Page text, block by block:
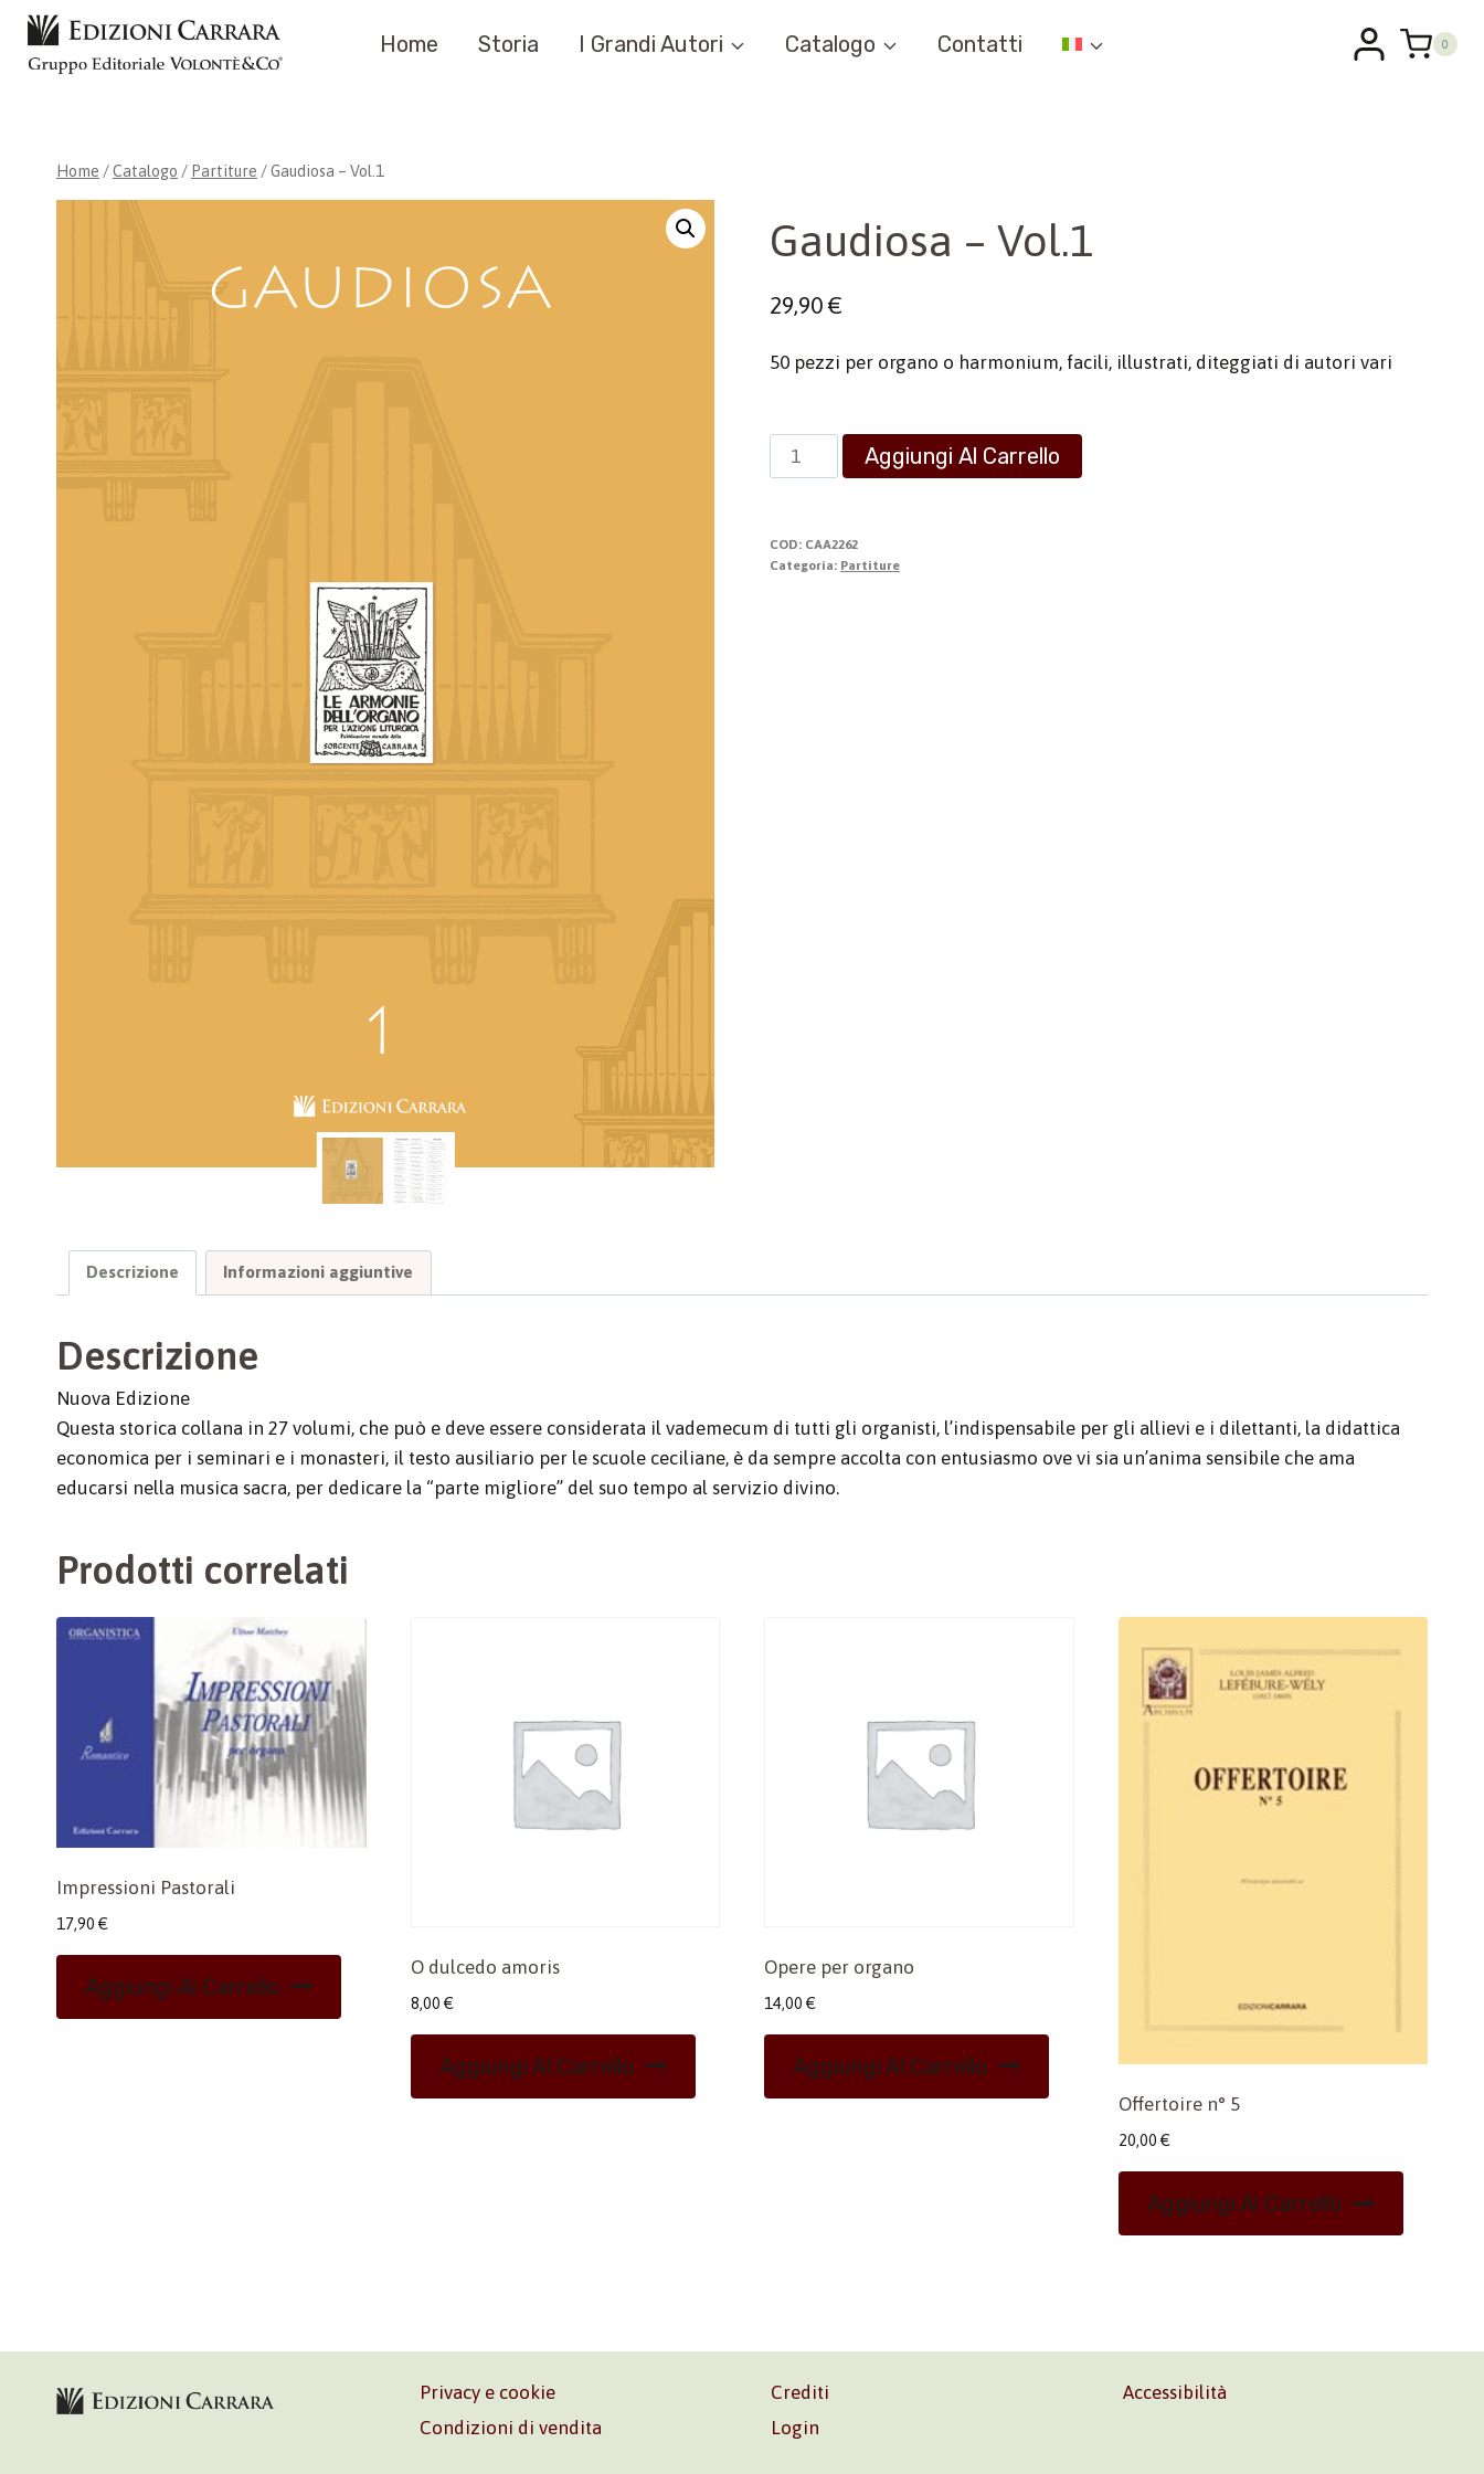
Salta
contenuto
Home Storia I Grandi Autori Catalogo Contatti 0
Home /Catalogo / Partiture /Gaudiosa – Vol.1
Gaudiosa – Vol.1
29,90€
50 pezzi per organo o harmonium, facili, illustrati, diteggiati di autori vari
Gaudiosa
-
quantità
Aggiungi Al Carrello
COD: CAA2262
Categoria: Partiture
Descrizione Informazioni aggiuntive
Descrizione
Nuova Edizione
Questa storica collana in 27 volumi, che può e deve essere considerata il vademecum di tutti gli organisti, l’indispensabile per gli allievi e i dilettanti, la didattica
economica per i seminari e i monasteri, il testo ausiliario per le scuole ceciliane, è da sempre accolta con entusiasmo ove vi sia un’anima sensibile che ama
educarsi nella musica sacra, per dedicare la “parte migliore” del suo tempo al servizio divino.
Prodotti correlati
Impressioni Pastorali
17,90 €
Aggiungi Al Carrello
O dulcedo amoris
8,00 €
Aggiungi Al Carrello
Opere per organo
14,00 €
Aggiungi Al Carrello
Offertoire n° 5
20,00 €
Aggiungi Al Carrello
Privacy e cookie
Condizioni di vendita
Crediti
Login
Accessibilità